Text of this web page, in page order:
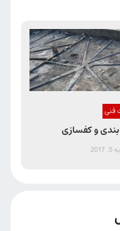
فنی
و کفسازی